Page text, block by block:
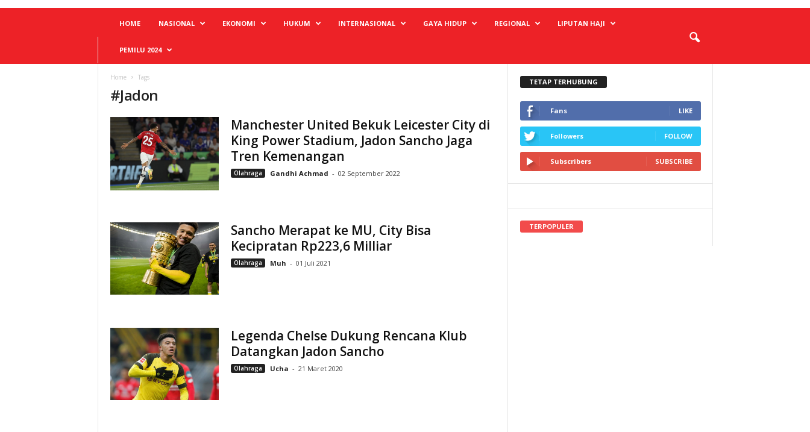
HOME NASIONAL EKONOMI HUKUM INTERNASIONAL GAYA HIDUP REGIONAL LIPUTAN HAJI
PEMILU 2024
Home Tags
#Jadon
Manchester United Bekuk Leicester City di
King Power Stadium, Jadon Sancho Jaga
Tren Kemenangan
Olahraga Gandhi Achmad - 02 September 2022
Sancho Merapat ke MU, City Bisa
Kecipratan Rp223,6 Milliar
Olahraga Muh - 01 Juli 2021
Legenda Chelse Dukung Rencana Klub
Datangkan Jadon Sancho
Olahraga Ucha - 21 Maret 2020
TETAP TERHUBUNG
Fans LIKE
Followers FOLLOW
Subscribers SUBSCRIBE
TERPOPULER